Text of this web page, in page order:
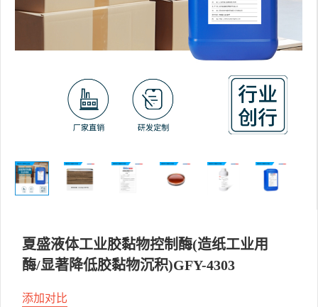
夏盛液体工业胶黏物控制酶(造纸工业用
酶/显著降低胶黏物沉积)GFY-4303
添加对比